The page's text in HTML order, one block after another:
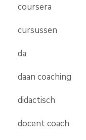
coursera
cursussen
da
daan coaching
didactisch
docent coach